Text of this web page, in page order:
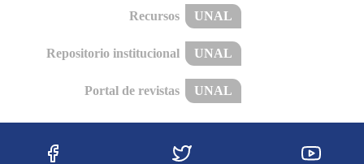
Recursos UNAL
Repositorio institucional UNAL
Portal de revistas UNAL